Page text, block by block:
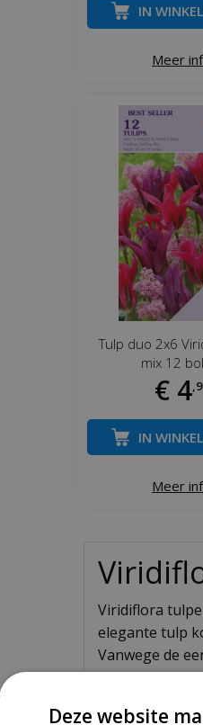
Meer
IN
Tulp duo 2x6
mix 12
€ 4
Meer
IN
Viridiflora
elegante tulp
Vanwege de
ze die naam
Deze website